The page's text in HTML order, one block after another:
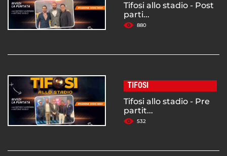
Tifosi allo stadio - Post
parti...
880
TIFOSI
Tifosi allo stadio - Pre
partit...
532